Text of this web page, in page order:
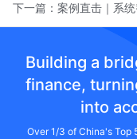
下一篇： 案例直击｜系
Building a
finance,
into
Over 1/3 of China's Top